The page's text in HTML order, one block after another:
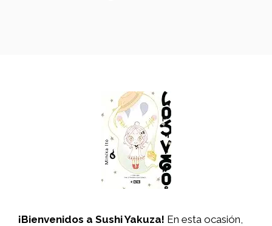
¡Bienvenidos a Sushi Yakuza! En esta ocasión,